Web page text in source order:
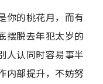
你的桃花月，而有
摆脱去年犯太岁的
人认同时容易事半
内部提升，不妨努